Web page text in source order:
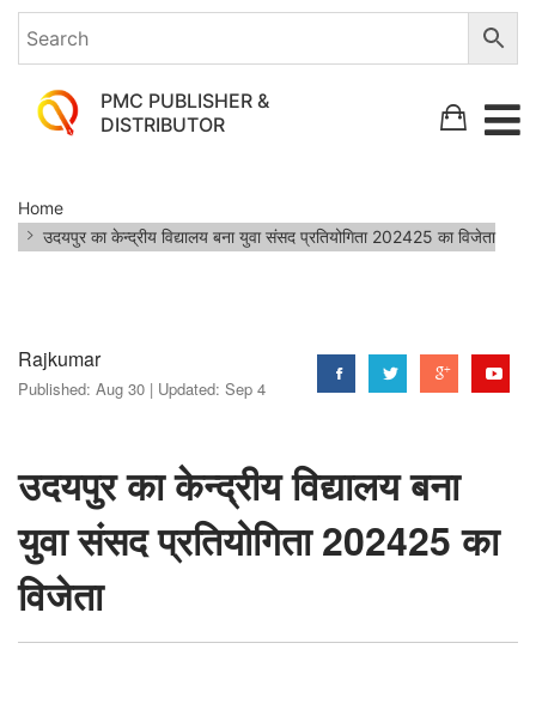
PMC PUBLISHER &
DISTRIBUTOR
का
केन्द्रीय
युवा
2024­
25
का
विजेता
Home
उदयपुर का केन्द्रीय विद्यालय बना युवा संसद प्रतियोगिता 2024­25 का विजेता
Rajkumar
Published: Aug 30 | Updated: Sep 4
उदयपुर का केन्द्रीय विद्यालय बना
युवा संसद प्रतियोगिता 2024­25 का
विजेता